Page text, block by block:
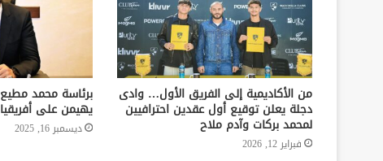
من الأكاديمية إلى الفريق الأول… وادى
دجلة يعلن توقيع أول عقدين احترافيين
لمحمد بركات وآدم ملاح
فبراير 12, 2026
برئاسة محمد
يهيمن على أفريقيا
ديسمبر 16, 2025